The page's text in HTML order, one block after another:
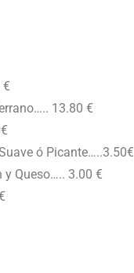
€
13.80 €
ó Picante…..3.50€
Queso….. 3.00 €